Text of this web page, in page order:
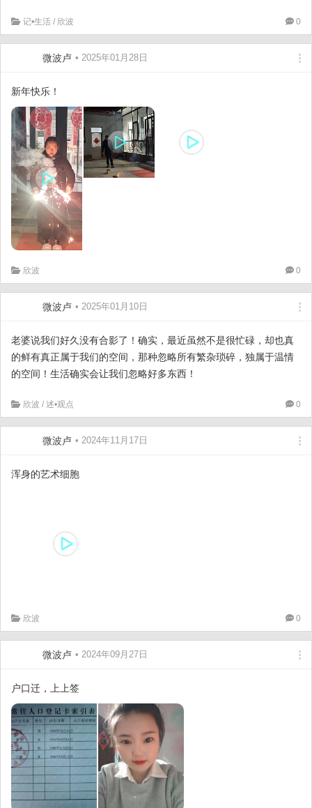
记•生活 / 欣波 0
微波卢 • 2025年01月28日
新年快乐！
欣波 0
微波卢 • 2025年01月10日
老婆说我们好久没有合影了！确实，最近虽然不是很忙碌，却也真
的鲜有真正属于我们的空间，那种忽略所有繁杂琐碎，独属于温情
的空间！生活确实会让我们忽略好多东西！
欣波 / 述•观点 0
微波卢 • 2024年11月17日
浑身的艺术细胞
欣波 0
微波卢 • 2024年09月27日
户口迁，上上签